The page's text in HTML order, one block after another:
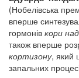
(Нобелівська
вперше
гормонів кори
також вперше
кортизону, який
запальних